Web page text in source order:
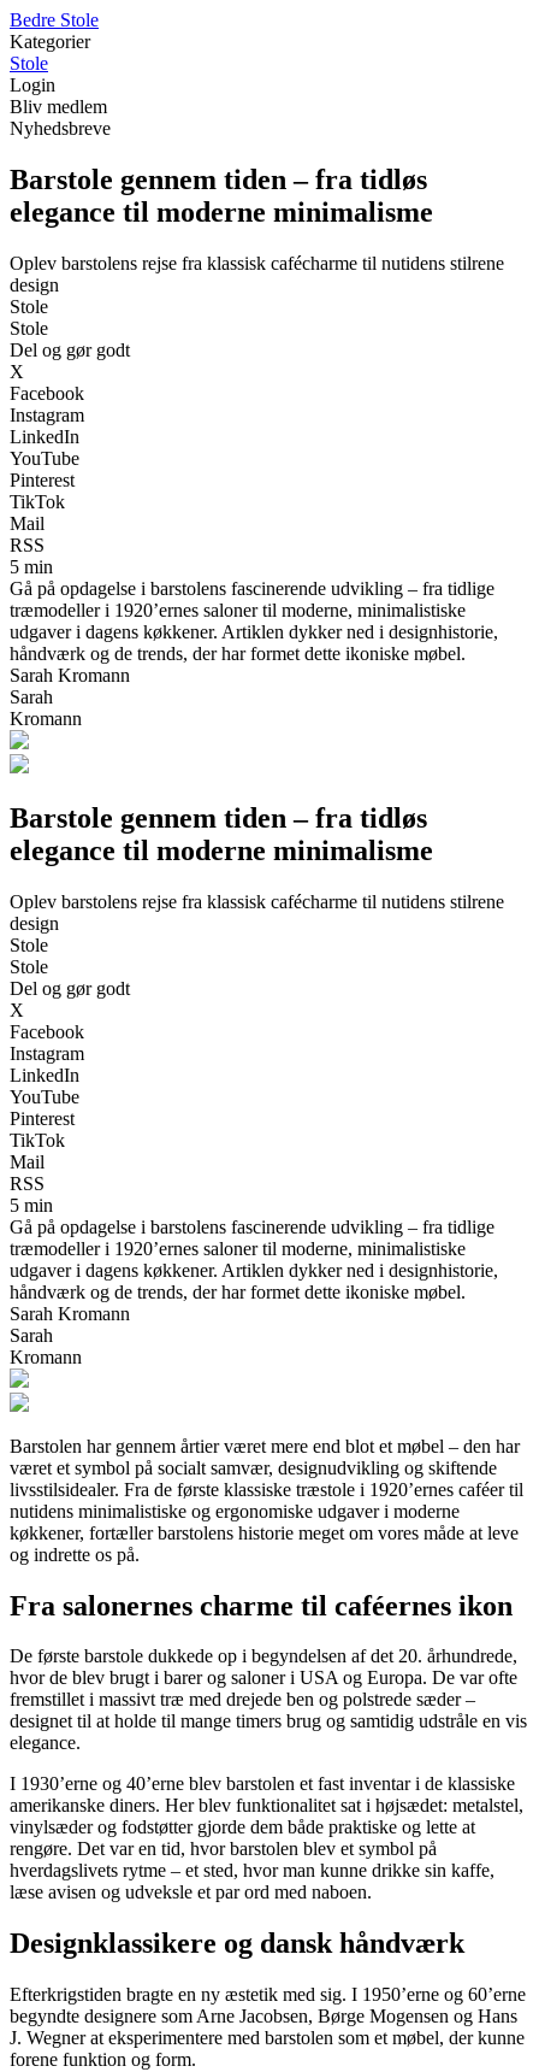
Bedre Stole
Kategorier
Stole
Login
Bliv medlem
Nyhedsbreve
Barstole gennem tiden – fra tidløs
elegance til moderne minimalisme
Oplev barstolens rejse fra klassisk cafécharme til nutidens stilrene
design
Stole
Stole
Del og gør godt
X
Facebook
Instagram
LinkedIn
YouTube
Pinterest
TikTok
Mail
RSS
5 min
Gå på opdagelse i barstolens fascinerende udvikling – fra tidlige
træmodeller i 1920’ernes saloner til moderne, minimalistiske
udgaver i dagens køkkener. Artiklen dykker ned i designhistorie,
håndværk og de trends, der har formet dette ikoniske møbel.
Sarah Kromann
Sarah
Kromann
Barstole gennem tiden – fra tidløs
elegance til moderne minimalisme
Oplev barstolens rejse fra klassisk cafécharme til nutidens stilrene
design
Stole
Stole
Del og gør godt
X
Facebook
Instagram
LinkedIn
YouTube
Pinterest
TikTok
Mail
RSS
5 min
Gå på opdagelse i barstolens fascinerende udvikling – fra tidlige
træmodeller i 1920’ernes saloner til moderne, minimalistiske
udgaver i dagens køkkener. Artiklen dykker ned i designhistorie,
håndværk og de trends, der har formet dette ikoniske møbel.
Sarah Kromann
Sarah
Kromann
Barstolen har gennem årtier været mere end blot et møbel – den har
været et symbol på socialt samvær, designudvikling og skiftende
livsstilsidealer. Fra de første klassiske træstole i 1920’ernes caféer til
nutidens minimalistiske og ergonomiske udgaver i moderne
køkkener, fortæller barstolens historie meget om vores måde at leve
og indrette os på.
Fra salonernes charme til caféernes ikon
De første barstole dukkede op i begyndelsen af det 20. århundrede,
hvor de blev brugt i barer og saloner i USA og Europa. De var ofte
fremstillet i massivt træ med drejede ben og polstrede sæder –
designet til at holde til mange timers brug og samtidig udstråle en vis
elegance.
I 1930’erne og 40’erne blev barstolen et fast inventar i de klassiske
amerikanske diners. Her blev funktionalitet sat i højsædet: metalstel,
vinylsæder og fodstøtter gjorde dem både praktiske og lette at
rengøre. Det var en tid, hvor barstolen blev et symbol på
hverdagslivets rytme – et sted, hvor man kunne drikke sin kaffe,
læse avisen og udveksle et par ord med naboen.
Designklassikere og dansk håndværk
Efterkrigstiden bragte en ny æstetik med sig. I 1950’erne og 60’erne
begyndte designere som Arne Jacobsen, Børge Mogensen og Hans
J. Wegner at eksperimentere med barstolen som et møbel, der kunne
forene funktion og form.